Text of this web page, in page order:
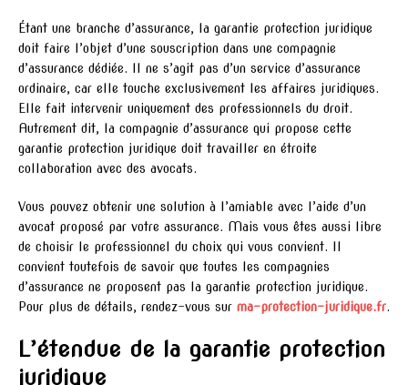
Étant une branche d’assurance, la garantie protection juridique
doit faire l’objet d’une souscription dans une compagnie
d’assurance dédiée. Il ne s’agit pas d’un service d’assurance
ordinaire, car elle touche exclusivement les affaires juridiques.
Elle fait intervenir uniquement des professionnels du droit.
Autrement dit, la compagnie d’assurance qui propose cette
garantie protection juridique doit travailler en étroite
collaboration avec des avocats.
Vous pouvez obtenir une solution à l’amiable avec l’aide d’un
avocat proposé par votre assurance. Mais vous êtes aussi libre
de choisir le professionnel du choix qui vous convient. Il
convient toutefois de savoir que toutes les compagnies
d’assurance ne proposent pas la garantie protection juridique.
Pour plus de détails, rendez-vous sur ma-protection-juridique.fr.
L’étendue de la garantie protection
juridique